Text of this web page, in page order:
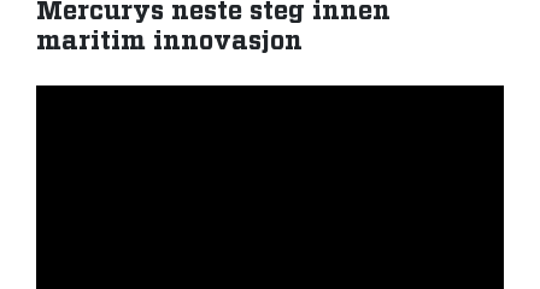
Mercurys neste steg innen
maritim innovasjon